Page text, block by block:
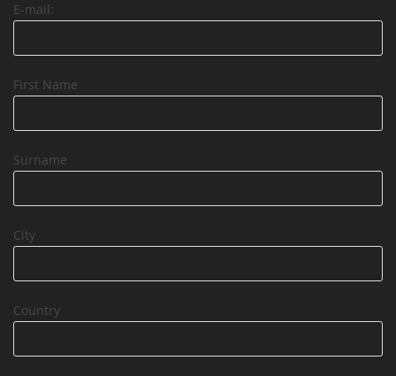
E-mail:
First Name
Surname
City
Country